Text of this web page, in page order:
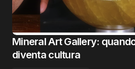
Mineral Art Gallery:
diventa cultura